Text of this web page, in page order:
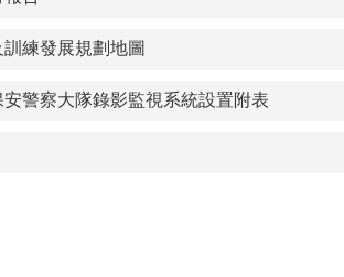
練發展規劃地圖
警察大隊錄影監視系統設置附表